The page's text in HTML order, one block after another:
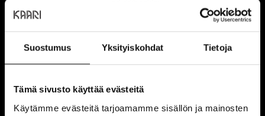
Suostumus Yksityiskohdat Tietoja
Tämä sivusto käyttää evästeitä
Käytämme evästeitä tarjoamamme sisällön ja mainosten
Kantsun Sävel
Sijainti:1. kerros